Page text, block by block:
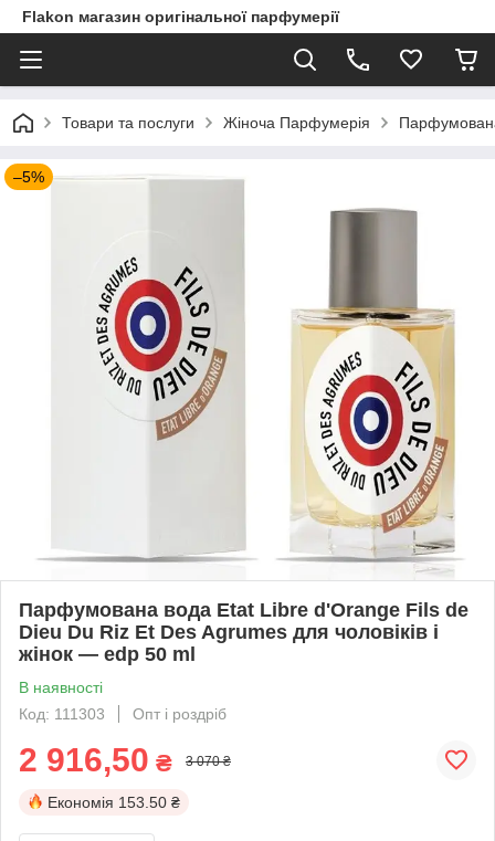
Flakon магазин оригінальної парфумерії
Товари та послуги Жіноча Парфумерія
–5%
Парфумована вода Etat Libre d'Orange Fils de
Dieu Du Riz Et Des Agrumes для чоловіків і
жінок — edp 50 ml
В наявності
Код: 111303
Опт і роздріб
2 916,50 ₴ 3 070 ₴
Економія 153.50 ₴